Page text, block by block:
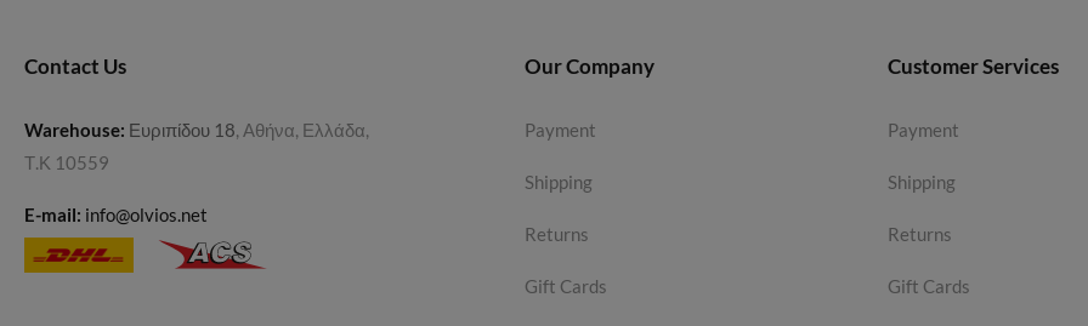
Contact Us
Warehouse: Ευριπίδου 18, Αθήνα, Ελλάδα,
Τ.Κ 10559
E-mail: info@olvios.net
Our Company
Payment
Shipping
Returns
Gift Cards
Customer Services
Payment
Shipping
Returns
Gift Cards